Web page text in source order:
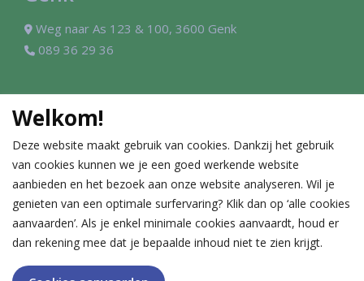
Weg naar As 123 & 100, 3600 Genk
089 36 29 36
089 36 29 36
089 36 27 11
Cardiologie
089 36 27 13
Gastro-enterologie
089 36 27 12
Welkom!
Deze website maakt gebruik van cookies. Dankzij het gebruik
van cookies kunnen we je een goed werkende website
aanbieden en het bezoek aan onze website analyseren. Wil je
genieten van een optimale surfervaring? Klik dan op ‘alle cookies
aanvaarden’. Als je enkel minimale cookies aanvaardt, houd er
dan rekening mee dat je bepaalde inhoud niet te zien krijgt.